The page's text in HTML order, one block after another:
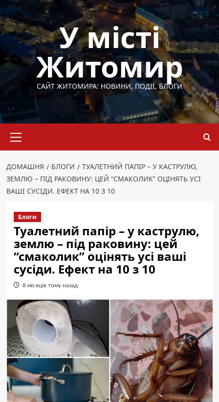
Перейти
до
вмісту
У місті
Житомир
САЙТ ЖИТОМИРА: НОВИНИ, ПОДІЇ, БЛОГИ
меню
ДОМАШНЯ БЛОГИ
ТУАЛЕТНИЙ ПАПІР – У КАСТРУЛЮ,
ЗЕМЛЮ – ПІД РАКОВИНУ: ЦЕЙ “СМАКОЛИК” ОЦІНЯТЬ УСІ
ВАШІ СУСІДИ. ЕФЕКТ НА 10 З 10
Блоги
Туалетний папір – у каструлю,
землю – під раковину: цей
“смаколик” оцінять усі ваші
сусіди. Ефект на 10 з 10
8 місяців тому назад